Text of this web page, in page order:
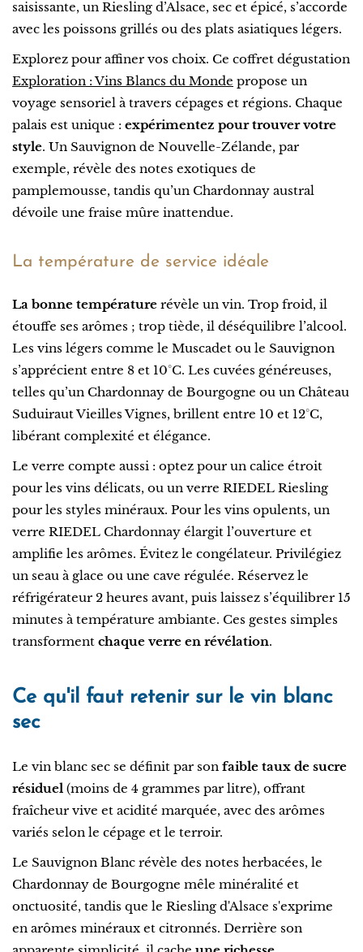
saisissante, un Riesling d’Alsace, sec et épicé, s’accorde
avec les poissons grillés ou des plats asiatiques légers.
Explorez pour affiner vos choix. Ce coffret dégustation
Exploration : Vins Blancs du Monde propose un
voyage sensoriel à travers cépages et régions. Chaque
palais est unique : expérimentez pour trouver votre
style. Un Sauvignon de Nouvelle-Zélande, par
exemple, révèle des notes exotiques de
pamplemousse, tandis qu’un Chardonnay austral
dévoile une fraise mûre inattendue.
La température de service idéale
La bonne température révèle un vin. Trop froid, il
étouffe ses arômes ; trop tiède, il déséquilibre l’alcool.
Les vins légers comme le Muscadet ou le Sauvignon
s’apprécient entre 8 et 10°C. Les cuvées généreuses,
telles qu’un Chardonnay de Bourgogne ou un Château
Suduiraut Vieilles Vignes, brillent entre 10 et 12°C,
libérant complexité et élégance.
Le verre compte aussi : optez pour un calice étroit
pour les vins délicats, ou un verre RIEDEL Riesling
pour les styles minéraux. Pour les vins opulents, un
verre RIEDEL Chardonnay élargit l’ouverture et
amplifie les arômes. Évitez le congélateur. Privilégiez
un seau à glace ou une cave régulée. Réservez le
réfrigérateur 2 heures avant, puis laissez s’équilibrer 15
minutes à température ambiante. Ces gestes simples
transforment chaque verre en révélation.
Ce qu'il faut retenir sur le vin blanc
sec
Le vin blanc sec se définit par son faible taux de sucre
résiduel (moins de 4 grammes par litre), offrant
fraîcheur vive et acidité marquée, avec des arômes
variés selon le cépage et le terroir.
Le Sauvignon Blanc révèle des notes herbacées, le
Chardonnay de Bourgogne mêle minéralité et
onctuosité, tandis que le Riesling d'Alsace s'exprime
en arômes minéraux et citronnés. Derrière son